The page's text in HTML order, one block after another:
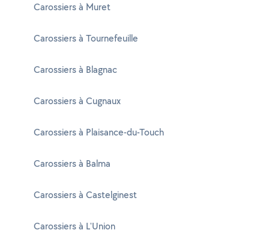
Carossiers à Muret
Carossiers à Tournefeuille
Carossiers à Blagnac
Carossiers à Cugnaux
Carossiers à Plaisance-du-Touch
Carossiers à Balma
Carossiers à Castelginest
Carossiers à L'Union